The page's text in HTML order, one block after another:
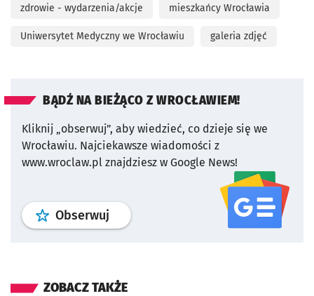
zdrowie - wydarzenia/akcje mieszkańcy Wrocławia
Uniwersytet Medyczny we Wrocławiu galeria zdjęć
BĄDŹ NA BIEŻĄCO Z WROCŁAWIEM!
Kliknij „obserwuj”, aby wiedzieć, co dzieje się we
Wrocławiu. Najciekawsze wiadomości z
www.wroclaw.pl znajdziesz w Google News!
Obserwuj profil serwisu
ZOBACZ TAKŻE